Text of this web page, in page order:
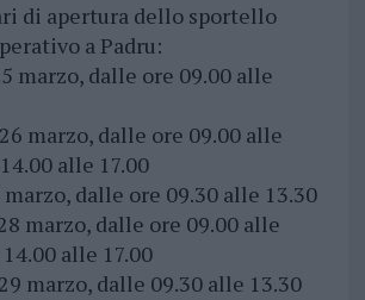
di apertura dello sportello
a Padru:
marzo, dalle ore 09.00 alle
marzo, dalle ore 09.00 alle
alle 17.00
dalle ore 09.30 alle 13.30
marzo, dalle ore 09.00 alle
alle 17.00
marzo, dalle 09.30 alle 13.30